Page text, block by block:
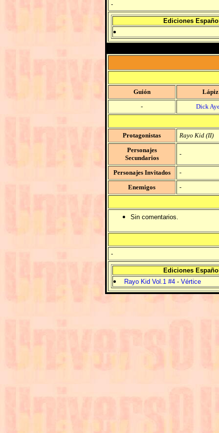
-
Ediciones
Guión
Lápiz
-
Dick
Protagonistas
Rayo Kid (II)
Personajes
Secundarios
-
Personajes Invitados
-
Enemigos
-
Sin comentarios.
-
Ediciones
Rayo Kid Vol.1 #4 - Vértice